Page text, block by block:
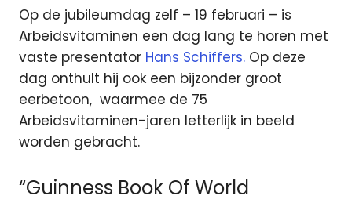
Op de jubileumdag zelf – 19 februari – is
Arbeidsvitaminen een dag lang te horen met
vaste presentator Hans Schiffers. Op deze
dag onthult hij ook een bijzonder groot
eerbetoon, waarmee de 75
Arbeidsvitaminen-jaren letterlijk in beeld
worden gebracht.
“Guinness Book Of World